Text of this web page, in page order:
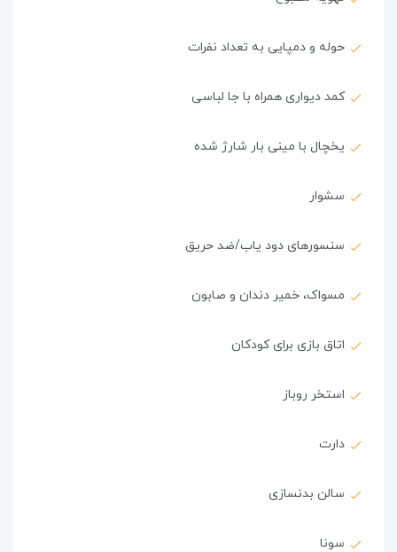
حوله و دمپایی به تعداد نفرات
کمد دیواری همراه با جا لباسی
یخچال با مینی بار شارژ شده
سشوار
سنسورهای دود یاب/ضد حریق
مسواک، خمیر دندان و صابون
اتاق بازی برای کودکان
استخر روباز
دارت
سالن بدنسازی
سونا